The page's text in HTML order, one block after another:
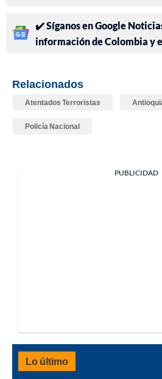
✔️ Síganos en Google
información de Colombia y
Relacionados
Atentados Terroristas
Policía Nacional
PUBLICIDAD
Lo último